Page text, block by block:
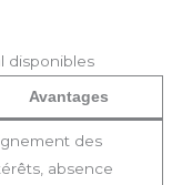
disponibles
Avantages
des
absence